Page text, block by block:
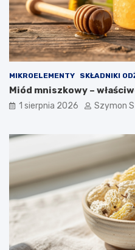
MIKROELEMENTY SKŁADNIKI
Miód mniszkowy –
1 sierpnia 2026 Szymon